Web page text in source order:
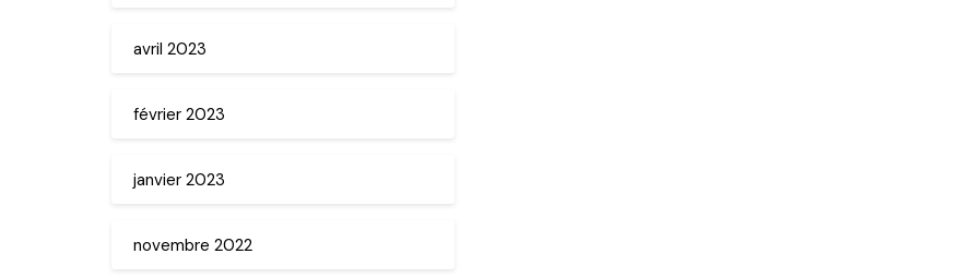
avril 2023
février 2023
janvier 2023
novembre 2022